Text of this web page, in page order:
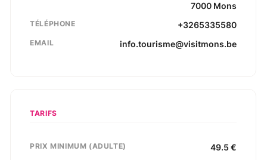
7000 Mons
TÉLÉPHONE +3265335580
EMAIL info.tourisme@visitmons.be
TARIFS
PRIX MINIMUM (ADULTE) 49.5 €